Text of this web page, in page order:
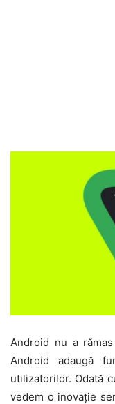
Android nu a
Android adaugă
utilizatorilor. Odată
vedem o inovație